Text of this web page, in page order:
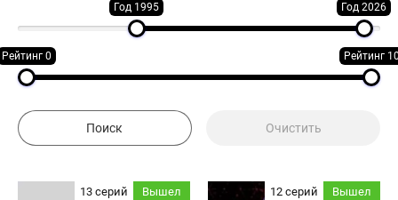
Год 1995 Год 2026
Рейтинг 0 Рейтинг
13 серий Вышел 12 серий Вышел